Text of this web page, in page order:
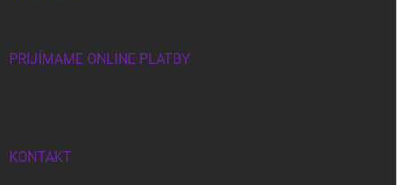
PRIJÍMAME ONLINE PLATBY
KONTAKT